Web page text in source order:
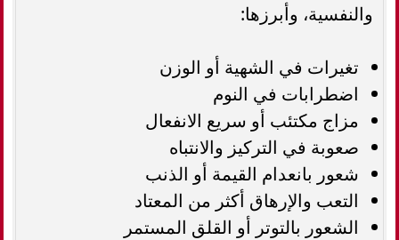
والنفسية، وأبرزها:
تغيرات في الشهية أو الوزن
اضطرابات في النوم
مزاج مكتئب أو سريع الانفعال
صعوبة في التركيز والانتباه
شعور بانعدام القيمة أو الذنب
التعب والإرهاق أكثر من المعتاد
الشعور بالتوتر أو القلق المستمر